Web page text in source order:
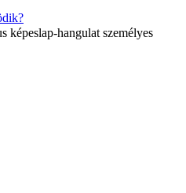
képeslap-hangulat személyes